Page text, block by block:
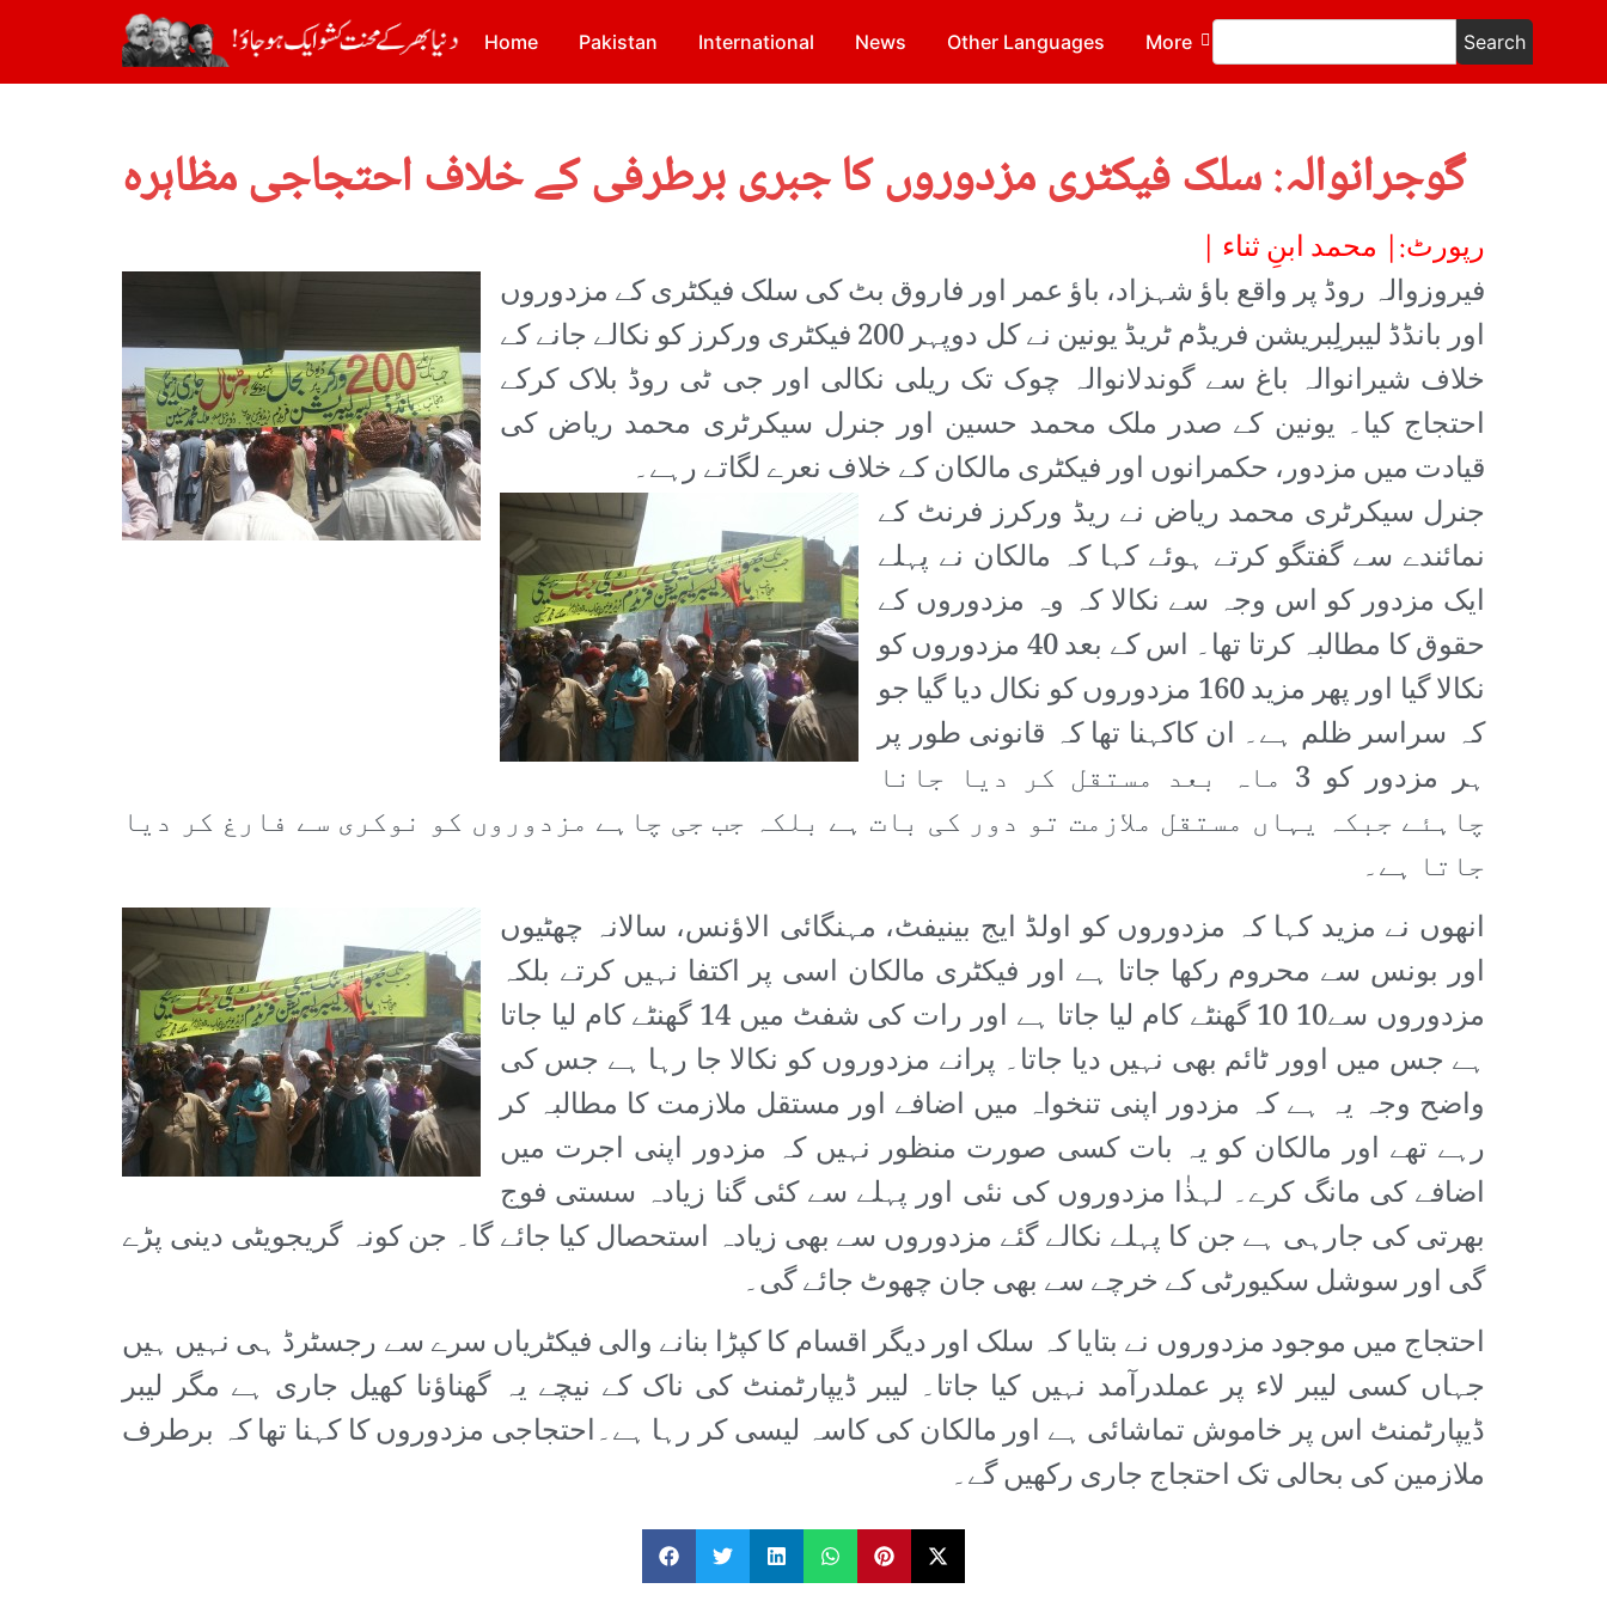
Home Pakistan International News Other Languages More Search
گوجرانوالہ: سلک فیکٹری مزدوروں کا جبری برطرفی کے خلاف احتجاجی مظاہرہ
رپورٹ:| محمد ابنِ ثناء |
فیروزوالہ روڈ پر واقع باؤ شہزاد، باؤ عمر اور فاروق بٹ کی سلک فیکٹری کے مزدوروں
اور بانڈڈ لیبرلِبریشن فریڈم ٹریڈ یونین نے کل دوپہر 200 فیکٹری ورکرز کو نکالے جانے کے
خلاف شیرانوالہ باغ سے گوندلانوالہ چوک تک ریلی نکالی اور جی ٹی روڈ بلاک کرکے
احتجاج کیا۔ یونین کے صدر ملک محمد حسین اور جنرل سیکرٹری محمد ریاض کی
قیادت میں مزدور، حکمرانوں اور فیکٹری مالکان کے خلاف نعرے لگاتے رہے۔
جنرل سیکرٹری محمد ریاض نے ریڈ ورکرز فرنٹ کے
نمائندے سے گفتگو کرتے ہوئے کہا کہ مالکان نے پہلے
ایک مزدور کو اس وجہ سے نکالا کہ وہ مزدوروں کے
حقوق کا مطالبہ کرتا تھا۔ اس کے بعد 40 مزدوروں کو
نکالا گیا اور پھر مزید 160 مزدوروں کو نکال دیا گیا جو
کہ سراسر ظلم ہے۔ ان کاکہنا تھا کہ قانونی طور پر
ہر مزدور کو 3 ماہ بعد مستقل کر دیا جانا
چاہئے جبکہ یہاں مستقل ملازمت تو دور کی بات ہے بلکہ جب جی چاہے مزدوروں کو نوکری سے فارغ کر دیا
جاتا ہے۔
انھوں نے مزید کہا کہ مزدوروں کو اولڈ ایج بینیفٹ، مہنگائی الاؤنس، سالانہ چھٹیوں
اور بونس سے محروم رکھا جاتا ہے اور فیکٹری مالکان اسی پر اکتفا نہیں کرتے بلکہ
مزدوروں سے10 10 گھنٹے کام لیا جاتا ہے اور رات کی شفٹ میں 14 گھنٹے کام لیا جاتا
ہے جس میں اوور ٹائم بھی نہیں دیا جاتا۔ پرانے مزدوروں کو نکالا جا رہا ہے جس کی
واضح وجہ یہ ہے کہ مزدور اپنی تنخواہ میں اضافے اور مستقل ملازمت کا مطالبہ کر
رہے تھے اور مالکان کو یہ بات کسی صورت منظور نہیں کہ مزدور اپنی اجرت میں
اضافے کی مانگ کرے۔ لہذٰا مزدوروں کی نئی اور پہلے سے کئی گنا زیادہ سستی فوج
بھرتی کی جارہی ہے جن کا پہلے نکالے گئے مزدوروں سے بھی زیادہ استحصال کیا جائے گا۔ جن کونہ گریجویٹی دینی پڑے
گی اور سوشل سکیورٹی کے خرچے سے بھی جان چھوٹ جائے گی۔
احتجاج میں موجود مزدوروں نے بتایا کہ سلک اور دیگر اقسام کا کپڑا بنانے والی فیکٹریاں سرے سے رجسٹرڈ ہی نہیں ہیں
جہاں کسی لیبر لاء پر عملدرآمد نہیں کیا جاتا۔ لیبر ڈیپارٹمنٹ کی ناک کے نیچے یہ گھناؤنا کھیل جاری ہے مگر لیبر
ڈیپارٹمنٹ اس پر خاموش تماشائی ہے اور مالکان کی کاسہ لیسی کر رہا ہے۔احتجاجی مزدوروں کا کہنا تھا کہ برطرف
ملازمین کی بحالی تک احتجاج جاری رکھیں گے۔